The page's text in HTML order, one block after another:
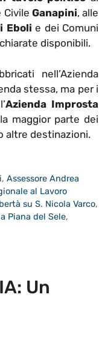
Civile Ganapini, alle
Eboli e dei Comuni
disponibili.
nell’Azienda
stessa, ma per i
Azienda Improsta
maggior parte dei
altre destinazioni.
,Assessore Andrea
al Lavoro
su S. Nicola Varco,
Piana del Sele,
Un